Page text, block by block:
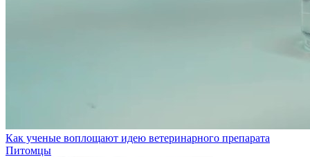
Как ученые воплощают идею ветеринарного препарата
Питомцы